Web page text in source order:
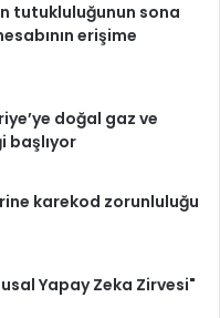
tutukluluğunun sona
erişime
doğal gaz ve
başlıyor
karekod zorunluluğu
Yapay Zeka Zirvesi"